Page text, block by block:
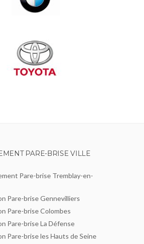
PARE-BRISE VILLE
Pare-brise Tremblay-en-
Pare-brise Gennevilliers
Pare-brise Colombes
Pare-brise La Défense
Pare-brise les Hauts de Seine